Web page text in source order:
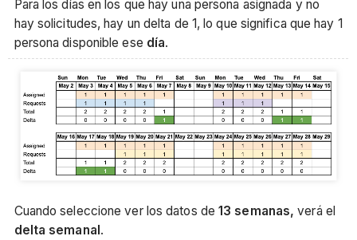
Para los días en los que hay una persona asignada y no
hay solicitudes, hay un delta de 1, lo que significa que hay 1
persona disponible ese día.
Cuando seleccione ver los datos de13 semanas, verá el
delta semanal.